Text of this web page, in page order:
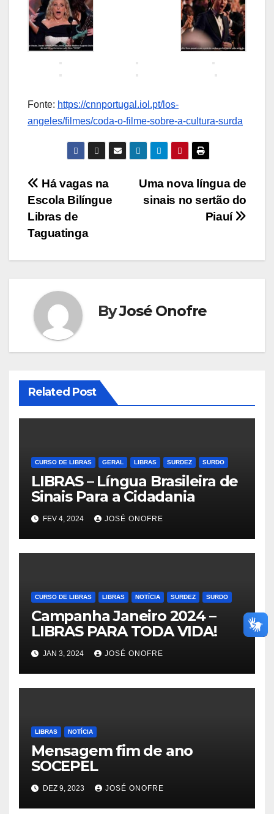
Fonte: https://cnnportugal.iol.pt/los-
angeles/filmes/coda-o-filme-sobre-a-cultura-surda
Navegação
de
Post
Uma nova língua de
sinais no sertão do
Piauí
Há vagas na
Escola Bilíngue
Libras de
Taguatinga
ByJosé Onofre
Related Post
CURSO DE LIBRAS GERAL LIBRAS SURDEZ SURDO
LIBRAS – Língua Brasileira de
Sinais Para a Cidadania
FEV 4, 2024 JOSÉ ONOFRE
CURSO DE LIBRAS LIBRAS NOTÍCIA SURDEZ SURDO
Campanha Janeiro 2024 –
LIBRAS PARA TODA VIDA!
JAN 3, 2024 JOSÉ ONOFRE
LIBRAS NOTÍCIA
Mensagem fim de ano
SOCEPEL
DEZ 9, 2023 JOSÉ ONOFRE